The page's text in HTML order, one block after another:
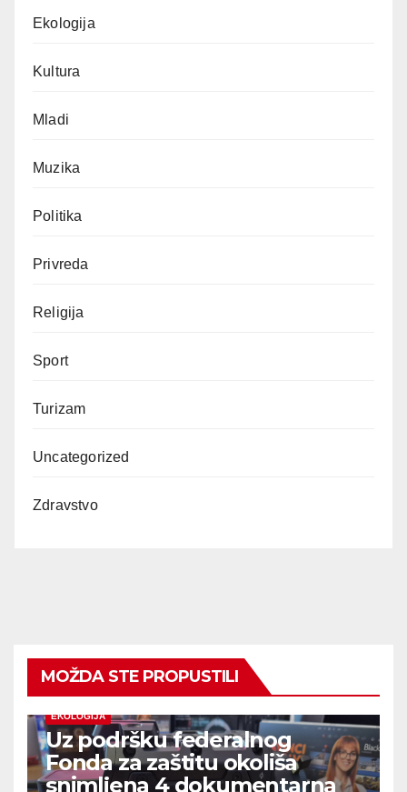
Ekologija
Kultura
Mladi
Muzika
Politika
Privreda
Religija
Sport
Turizam
Uncategorized
Zdravstvo
MOŽDA STE PROPUSTILI
EKOLOGIJA
Uz podršku federalnog
Fonda za zaštitu okoliša
snimljena 4 dokumentarna